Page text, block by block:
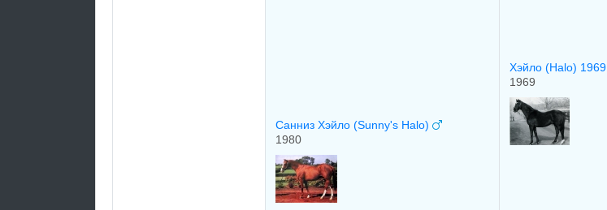
Сaнниз Хэйлo (Sunny's Halo)
1980
Хэйло (Halo) 1969
1969